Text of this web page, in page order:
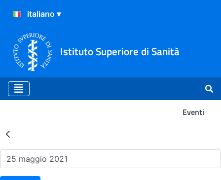
Istituto Superiore di Sanità
Eventi
Risultati della Ricerca -